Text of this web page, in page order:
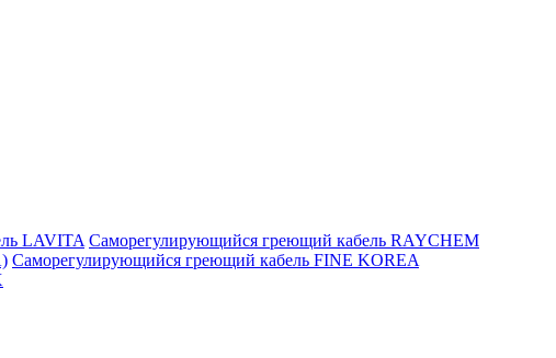
LAVITA Саморегулирующийся греющий кабель RAYCHEM
Саморегулирующийся греющий кабель FINE KOREA